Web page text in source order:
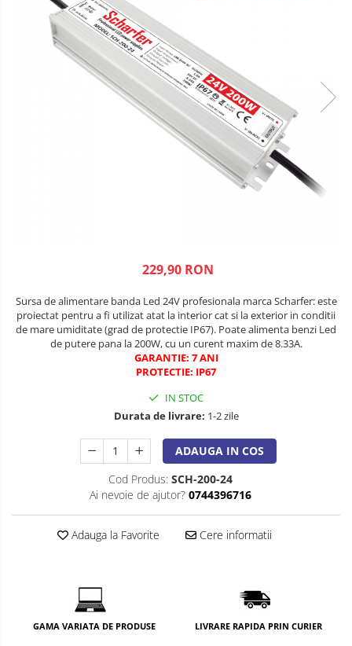
229,90 RON
Sursa de alimentare banda Led 24V profesionala marca Scharfer: este
proiectat pentru a fi utilizat atat la interior cat si la exterior in conditii
de mare umiditate (grad de protectie IP67). Poate alimenta benzi Led
de putere pana la 200W, cu un curent maxim de 8.33A.
GARANTIE: 7 ANI
PROTECTIE: IP67
IN STOC
Durata de livrare: 1-2 zile
ADAUGA IN COS
Cod Produs: SCH-200-24
Ai nevoie de ajutor? 0744396716
Adauga la Favorite Cere informatii
GAMA VARIATA DE PRODUSE LIVRARE RAPIDA PRIN CURIER